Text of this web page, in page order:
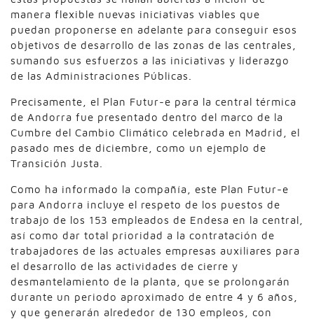
manera flexible nuevas iniciativas viables que
puedan proponerse en adelante para conseguir esos
objetivos de desarrollo de las zonas de las centrales,
sumando sus esfuerzos a las iniciativas y liderazgo
de las Administraciones Públicas.
Precisamente, el Plan Futur-e para la central térmica
de Andorra fue presentado dentro del marco de la
Cumbre del Cambio Climático celebrada en Madrid, el
pasado mes de diciembre, como un ejemplo de
Transición Justa.
Como ha informado la compañía, este Plan Futur-e
para Andorra incluye el respeto de los puestos de
trabajo de los 153 empleados de Endesa en la central,
así como dar total prioridad a la contratación de
trabajadores de las actuales empresas auxiliares para
el desarrollo de las actividades de cierre y
desmantelamiento de la planta, que se prolongarán
durante un periodo aproximado de entre 4 y 6 años,
y que generarán alrededor de 130 empleos, con